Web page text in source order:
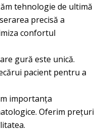
tehnologie de ultimă
precisă a
confortul
gură este unică.
pacient pentru a
importanța
Oferim prețuri